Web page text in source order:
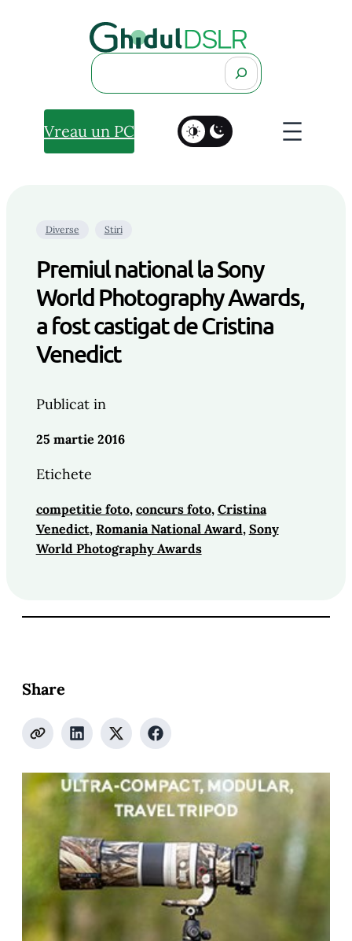
Search
Vreau un PC
Diverse Stiri
Premiul national la Sony
World Photography Awards,
a fost castigat de Cristina
Venedict
Publicat in
25 martie 2016
Etichete
competitie foto, concurs foto, Cristina
Venedict, Romania National Award, Sony
World Photography Awards
Share